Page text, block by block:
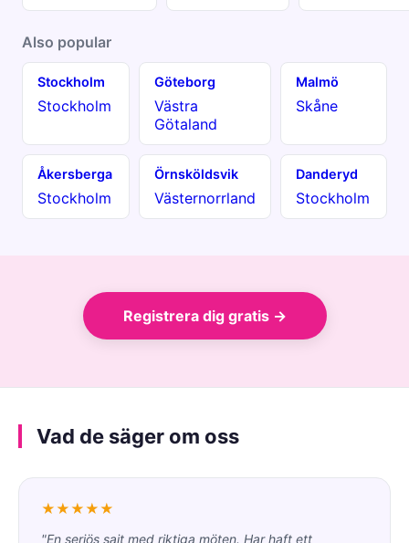
Also popular
Stockholm
Stockholm
Göteborg
Västra
Götaland
Malmö
Skåne
Åkersberga
Stockholm
Örnsköldsvik
Västernorrland
Danderyd
Stockholm
Registrera dig gratis →
Vad de säger om oss
★★★★★
"En seriös sajt med riktiga möten. Har haft ett